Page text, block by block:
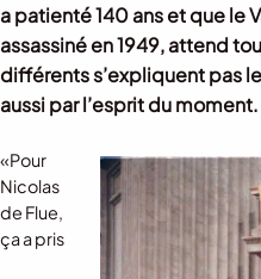
a patienté 140 ans et que le
assassiné en 1949, attend
différents s’expliquent pas
aussi par l’esprit du moment.
«Pour
Nicolas
de Flue,
ça a pris